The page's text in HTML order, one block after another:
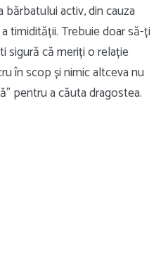
bărbatului activ, din cauza
timidității. Trebuie doar să-ți
sigură că meriți o relație
în scop și nimic altceva nu
pentru a căuta dragostea.